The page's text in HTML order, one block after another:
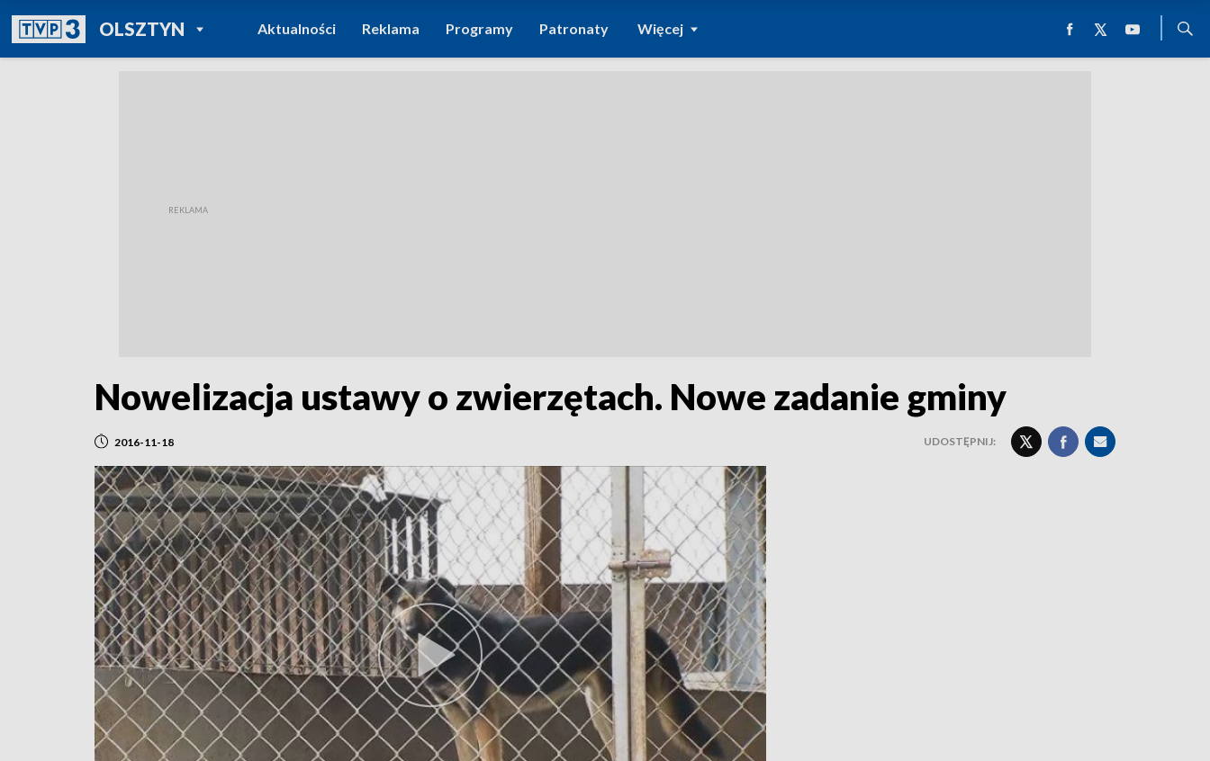
OLSZTYNPOWRÓT DO
TVP REGIONY
Aktualności Reklama Programy Patronaty Więcej
Nowelizacja ustawy o zwierzętach. Nowe zadanie gminy
2016-11-18 UDOSTĘPNIJ: